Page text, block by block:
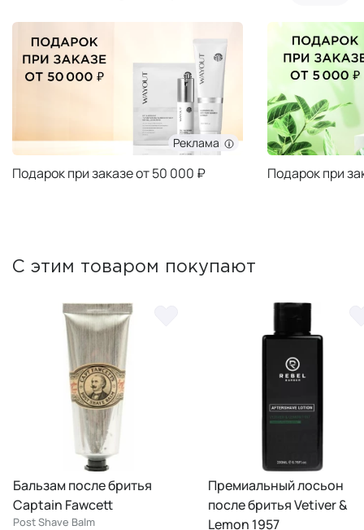
Реклама
Подарок при заказе от 50 000 ₽ Подарок при
С этим товаром покупают
Бальзам после бритья
Captain Fawcett
Post Shave Balm
Премиальный лосьон
после бритья Vetiver &
Lemon 1957